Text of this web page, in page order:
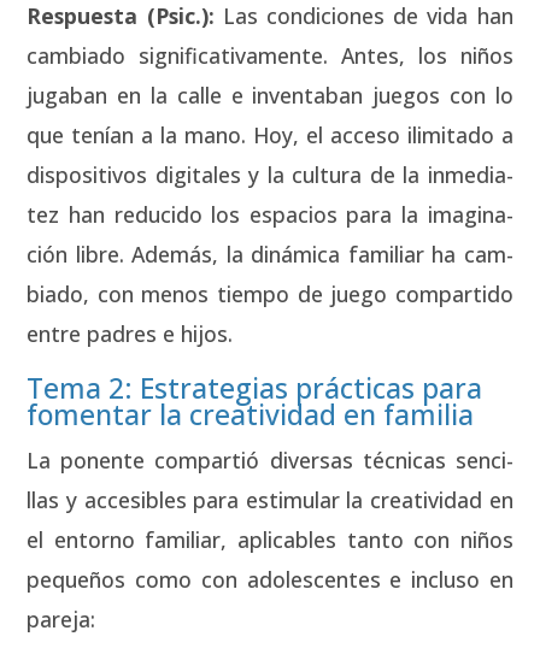
Res­pues­ta (Psic.): Las con­di­cio­nes de vida han
cam­bia­do sig­ni­fi­ca­ti­va­men­te. Antes, los niños
juga­ban en la calle e inven­ta­ban jue­gos con lo
que tenían a la mano. Hoy, el acce­so ili­mi­ta­do a
dis­po­si­ti­vos digi­ta­les y la cul­tu­ra de la inme­dia­
tez han redu­ci­do los espa­cios para la ima­gi­na­
ción libre. Ade­más, la diná­mi­ca fami­liar ha cam­
bia­do, con menos tiem­po de jue­go com­par­ti­do
entre padres e hijos.
Tema 2: Estrategias prácticas para
fomentar la creatividad en familia
La ponen­te com­par­tió diver­sas téc­ni­cas sen­ci­
llas y acce­si­bles para esti­mu­lar la crea­ti­vi­dad en
el entorno fami­liar, apli­ca­bles tan­to con niños
peque­ños como con ado­les­cen­tes e inclu­so en
pare­ja: